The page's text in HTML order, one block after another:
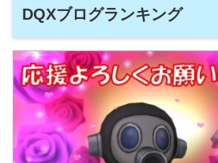
DQXブログランキング